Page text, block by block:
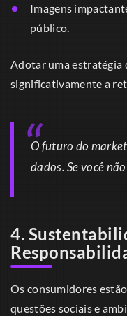
Imagens
público.
Adotar uma estratégia
significativamente a
O futuro do
dados. Se você
4.
Os consumidores
questões sociais e